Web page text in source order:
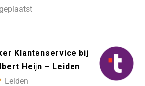
Klantenservice bij
Heijn – Leiden
Leiden